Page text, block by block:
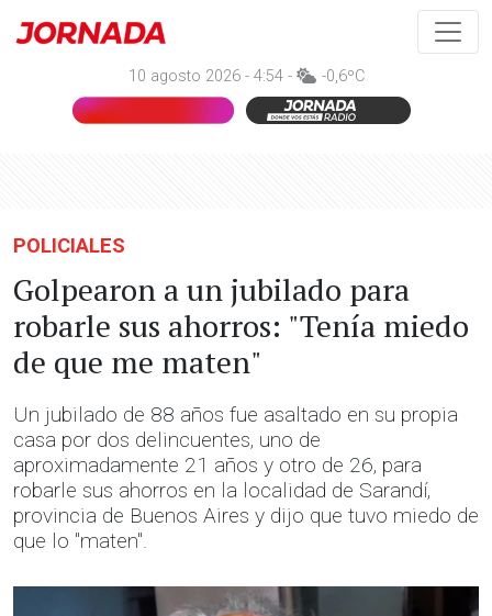
10 agosto 2026 - 4:54 - -0,6ºC
POLICIALES
Golpearon a un jubilado para
robarle sus ahorros: "Tenía miedo
de que me maten"
Un jubilado de 88 años fue asaltado en su propia
casa por dos delincuentes, uno de
aproximadamente 21 años y otro de 26, para
robarle sus ahorros en la localidad de Sarandí,
provincia de Buenos Aires y dijo que tuvo miedo de
que lo "maten".